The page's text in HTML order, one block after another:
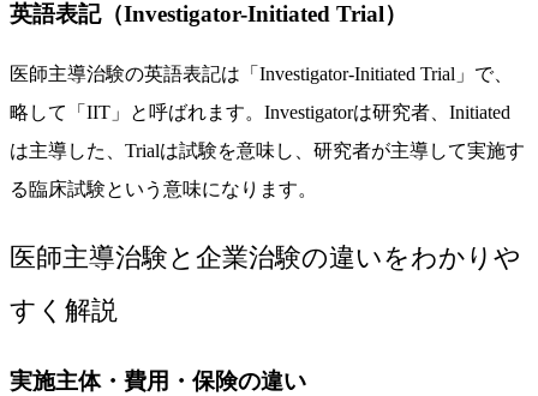
英語表記（Investigator-Initiated Trial）
医師主導治験の英語表記は「Investigator-Initiated Trial」で、
略して「IIT」と呼ばれます。Investigatorは研究者、Initiated
は主導した、Trialは試験を意味し、研究者が主導して実施す
る臨床試験という意味になります。
医師主導治験と企業治験の違いをわかりや
すく解説
実施主体・費用・保険の違い